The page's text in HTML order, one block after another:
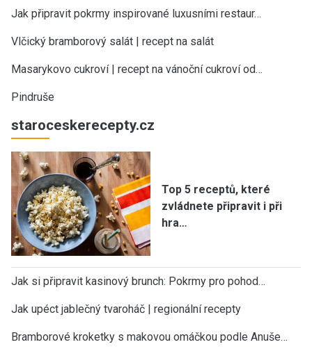
Jak připravit pokrmy inspirované luxusními restaur…
Vlčický bramborový salát | recept na salát
Masarykovo cukroví | recept na vánoční cukroví od…
Pindruše
staroceskerecepty.cz
Top 5 receptů, které
zvládnete připravit i při
hra…
Jak si připravit kasinový brunch: Pokrmy pro pohod…
Jak upéct jablečný tvaroháč | regionální recepty
Bramborové kroketky s makovou omáčkou podle Anuše…